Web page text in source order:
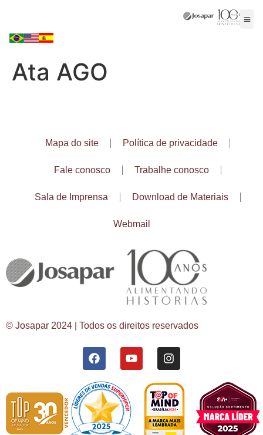
Ata AGO
Mapa do site Política de privacidade
Fale conosco Trabalhe conosco
Sala de Imprensa Download de Materiais
Webmail
© Josapar 2024 | Todos os direitos reservados